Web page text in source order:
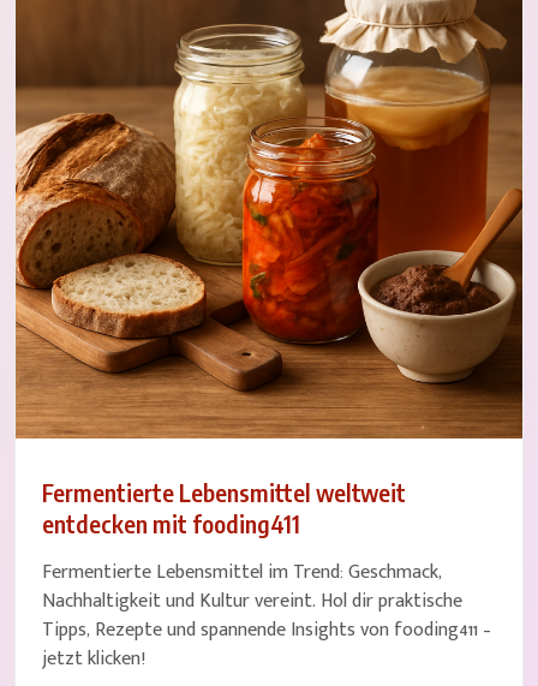
Fermentierte Lebensmittel weltweit
entdecken mit fooding411
Fermentierte Lebensmittel im Trend: Geschmack,
Nachhaltigkeit und Kultur vereint. Hol dir praktische
Tipps, Rezepte und spannende Insights von fooding411 –
jetzt klicken!